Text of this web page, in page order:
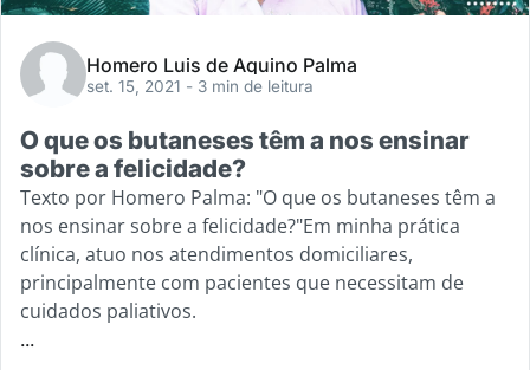
Homero Luis de Aquino Palma
set. 15, 2021 - 3 min de leitura
O que os butaneses têm a nos ensinar
sobre a felicidade?
Texto por Homero Palma: "O que os butaneses têm a
nos ensinar sobre a felicidade?"Em minha prática
clínica, atuo nos atendimentos domiciliares,
principalmente com pacientes que necessitam de
cuidados paliativos.
...